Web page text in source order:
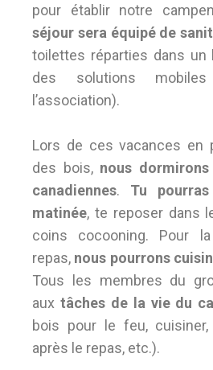
pour établir notre
séjour sera équipé de
toilettes réparties dans un
des solutions
l’association).
Lors de ces vacances en
des bois, nous
canadiennes. Tu
matinée, te reposer dans
coins cocooning. Pour
repas, nous pourrons
Tous les membres du
aux tâches de la vie du
bois pour le feu,
après le repas, etc.).